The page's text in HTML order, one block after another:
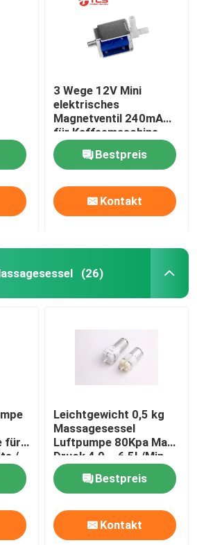
3 Wege 12V Mini
elektrisches
Magnetventil 240mA
für Kaffeemaschine
Massager
Bestpreis
Kontakt
(26)
für
/
Leichtgewicht 0,5 kg
Massagesessel
Luftpumpe 80Kpa Max
Druck 4,0 ~ 6,5L/Min
Bestpreis
Kontakt